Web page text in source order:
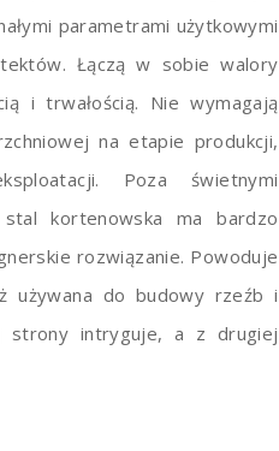
parametrami użytkowymi
Łączą w sobie walory
i trwałością. Nie wymagają
na etapie produkcji,
Poza świetnymi
stal kortenowska ma bardzo
rozwiązanie. Powoduje
używana do budowy rzeźb i
strony intryguje, a z drugiej